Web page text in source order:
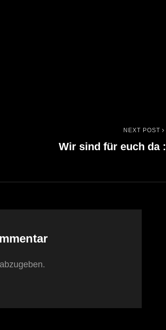
NEXT POST
Wir sind für euch da :